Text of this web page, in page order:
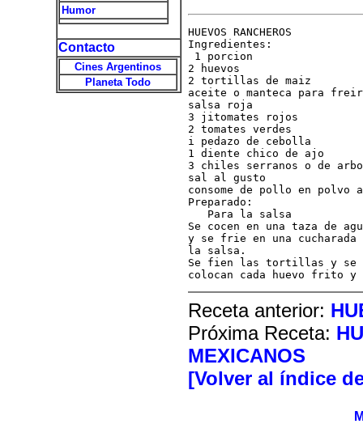
Humor
Contacto
Cines Argentinos
Planeta Todo
HUEVOS RANCHEROS
Ingredientes:
1 porcion
2 huevos
2 tortillas de maiz
aceite o manteca para
salsa roja
3 jitomates rojos
2 tomates verdes
i pedazo de cebolla
1 diente chico de ajo
3 chiles serranos o de
sal al gusto
consome de pollo en polvo
Preparado:
   Para la salsa
Se cocen en una taza de
y se frie en una cucharada
la salsa.
Se fien las tortillas y se
Receta anterior:
Próxima Receta:
MEXICANOS
[Volver al índice